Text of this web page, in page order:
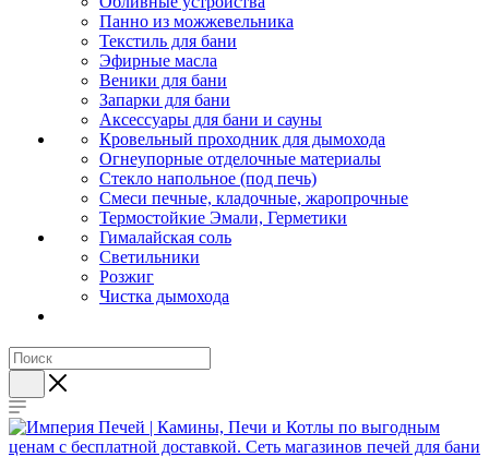
Панно из можжевельника
Текстиль для бани
Эфирные масла
Веники для бани
Запарки для бани
Аксессуары для бани и сауны
Кровельный проходник для дымохода
Огнеупорные отделочные материалы
Стекло напольное (под печь)
Смеси печные, кладочные, жаропрочные
Термостойкие Эмали, Герметики
Гималайская соль
Светильники
Розжиг
Чистка дымохода